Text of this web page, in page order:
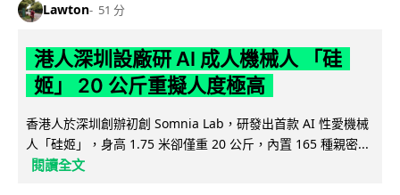
Lawton 51 分
港人深圳設廠研 AI 成人機械人 「硅
姬」 20 公斤重擬人度極高
香港人於深圳創辦初創 Somnia Lab，研發出首款 AI 性愛機械
人「硅姬」，身高 1.75 米卻僅重 20 公斤，內置 165 種親密...
閱讀全文